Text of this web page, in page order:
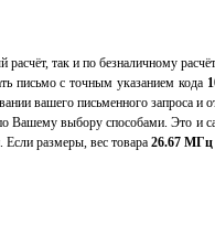
расчёт, так и по безналичному
письмо с точным указанием кода
вашего письменного запроса и
Вашему выбору способами. Это и
размеры, вес товара 26.67 МГц